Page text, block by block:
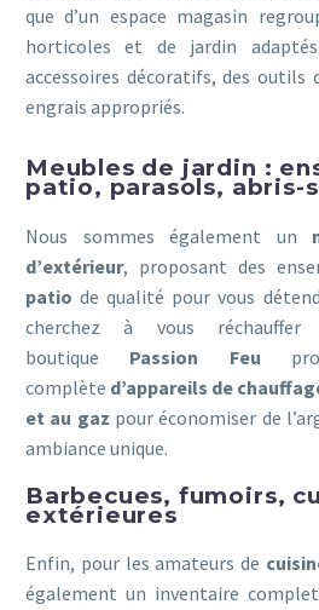
que d’un espace magasin
horticoles et de jardin
accessoires décoratifs, des outils
engrais appropriés.
Meubles de jardin :
patio, parasols, abris-
Nous sommes également un
d’extérieur, proposant des
patio de qualité pour vous
cherchez à vous
boutique Passion Feu
complète d’appareils de
et au gaz pour économiser de
ambiance unique.
Barbecues, fumoirs,
extérieures
Enfin, pour les amateurs de
également un inventaire complet